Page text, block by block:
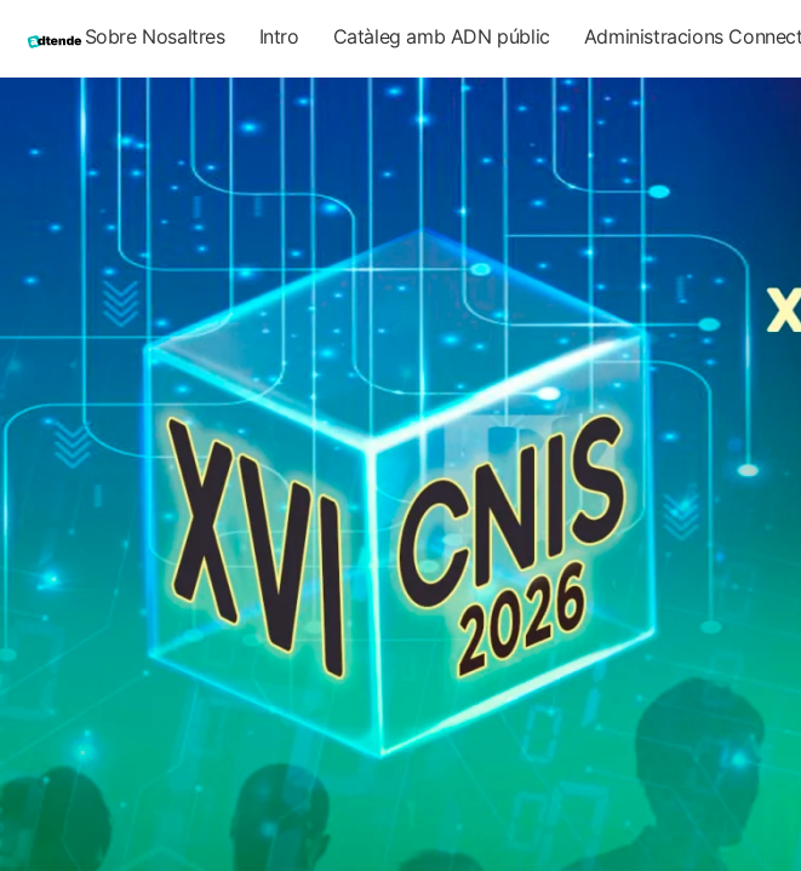
Sobre Nosaltres Intro Catàleg amb ADN públic Administracions